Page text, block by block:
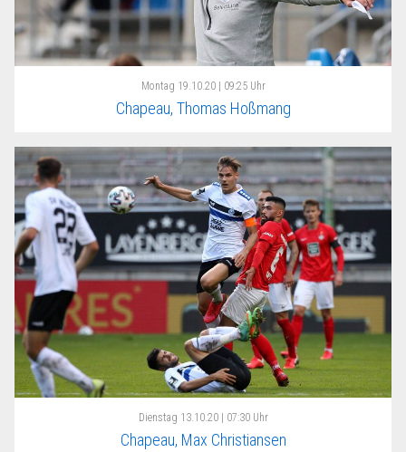
Montag 19.10.20 | 09:25 Uhr
Chapeau, Thomas Hoßmang
Dienstag 13.10.20 | 07:30 Uhr
Chapeau, Max Christiansen